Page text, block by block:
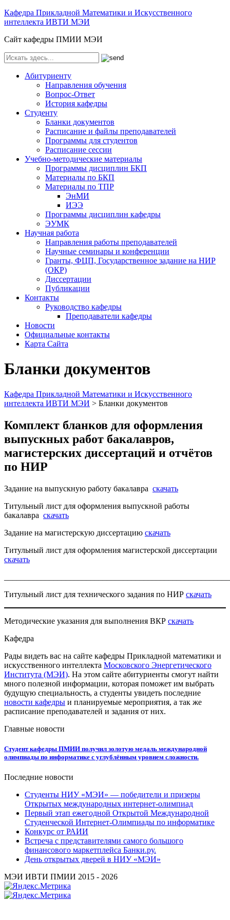
Кафедра Прикладной Математики и Искусственного
интеллекта ИВТИ МЭИ
Сайт кафедры ПМИИ МЭИ
Абитуриенту
Направления обучения
Вопрос-Ответ
История кафедры
Студенту
Бланки документов
Расписание и файлы преподавателей
Программы для студентов
Расписание сессии
Учебно-методические материалы
Программы дисциплин БКП
Материалы по БКП
Материалы по ТПР
ЭнМИ
ИЭЭ
Программы дисциплин кафедры
ЭУМК
Научная работа
Направления работы преподавателей
Научные семинары и конференции
Гранты, ФЦП, Государственное задание на НИР
(ОКР)
Диссертации
Публикации
Контакты
Руководство кафедры
Преподаватели кафедры
Новости
Официальные контакты
Карта Сайта
Бланки документов
Кафедра Прикладной Математики и Искусственного
интеллекта ИВТИ МЭИ > Бланки документов
Комплект бланков для оформления
выпускных работ бакалавров,
магистерских диссертаций и отчётов
по НИР
Задание на выпускную работу бакалавра скачать
Титульный лист для оформления выпускной работы
бакалавра скачать
Задание на магистерскую диссертацию скачать
Титульный лист для оформления магистерской диссертации
скачать
Титульный лист для технического задания по НИР скачать
Методические указания для выполнения ВКР скачать
Кафедра
Рады видеть вас на сайте кафедры Прикладной математики и
искусственного интеллекта Московского Энергетического
Института (МЭИ). На этом сайте абитуриенты смогут найти
много полезной информации, которая поможет им выбрать
будущую специальность, а студенты увидеть последние
новости кафедры и планируемые мероприятия, а так же
расписание преподавателей и задания от них.
Главные новости
Студент кафедры ПМИИ получил золотую медаль международной
олимпиады по информатике с углублённым уровнем сложности.
Последние новости
Студенты НИУ «МЭИ» — победители и призеры
Открытых международных интернет-олимпиад
Первый этап ежегодной Открытой Международной
Студенческой Интернет-Олимпиады по информатике
Конкурс от РАИИ
Встреча с представителями самого большого
финансового маркетплейса Банки.ру.
День открытых дверей в НИУ «МЭИ»
МЭИ ИВТИ ПМИИ 2015 - 2026